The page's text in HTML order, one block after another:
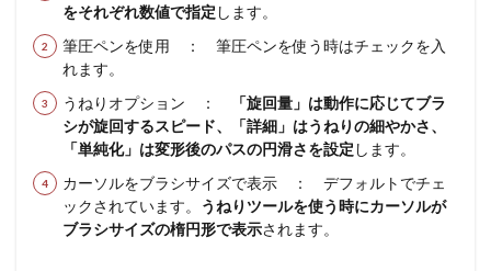
をそれぞれ数値で指定 します。
筆圧ペンを使用 ： 筆圧ペンを使う時はチェックを入
れます。
うねりオプション ：
「旋回量」は動作に応じてブラ
シが旋回するスピード、「詳細」はうねりの細やかさ、
「単純化」は変形後のパスの円滑さを設定 します。
カーソルをブラシサイズで表示 ： デフォルトでチェ
ックされています。
うねりツールを使う時にカーソルが
ブラシサイズの楕円形で表示されます。